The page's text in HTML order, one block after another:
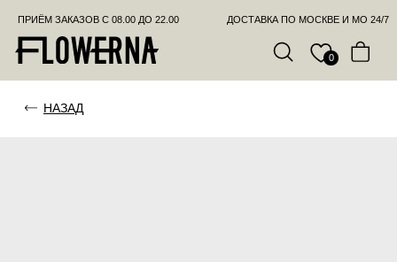
ПРИЁМ ЗАКАЗОВ С 08.00 ДО 22.00